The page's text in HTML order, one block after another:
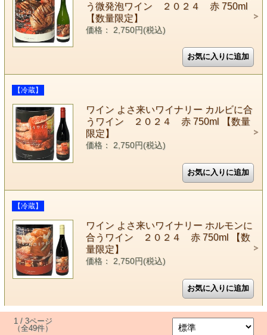
う微発泡ワイン ２０２４ 赤 750ml
【数量限定】
価格： 2,750円(税込)
【冷蔵】
ワイン よさ来いワイナリー カルビに合
うワイン ２０２４ 赤 750ml 【数量
限定】
価格： 2,750円(税込)
【冷蔵】
ワイン よさ来いワイナリー ホルモンに
合うワイン ２０２４ 赤 750ml 【数
量限定】
価格： 2,750円(税込)
1 / 3ページ
（全49件）